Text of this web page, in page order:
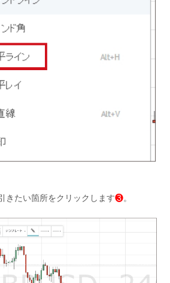
きたい箇所をクリックします❸。